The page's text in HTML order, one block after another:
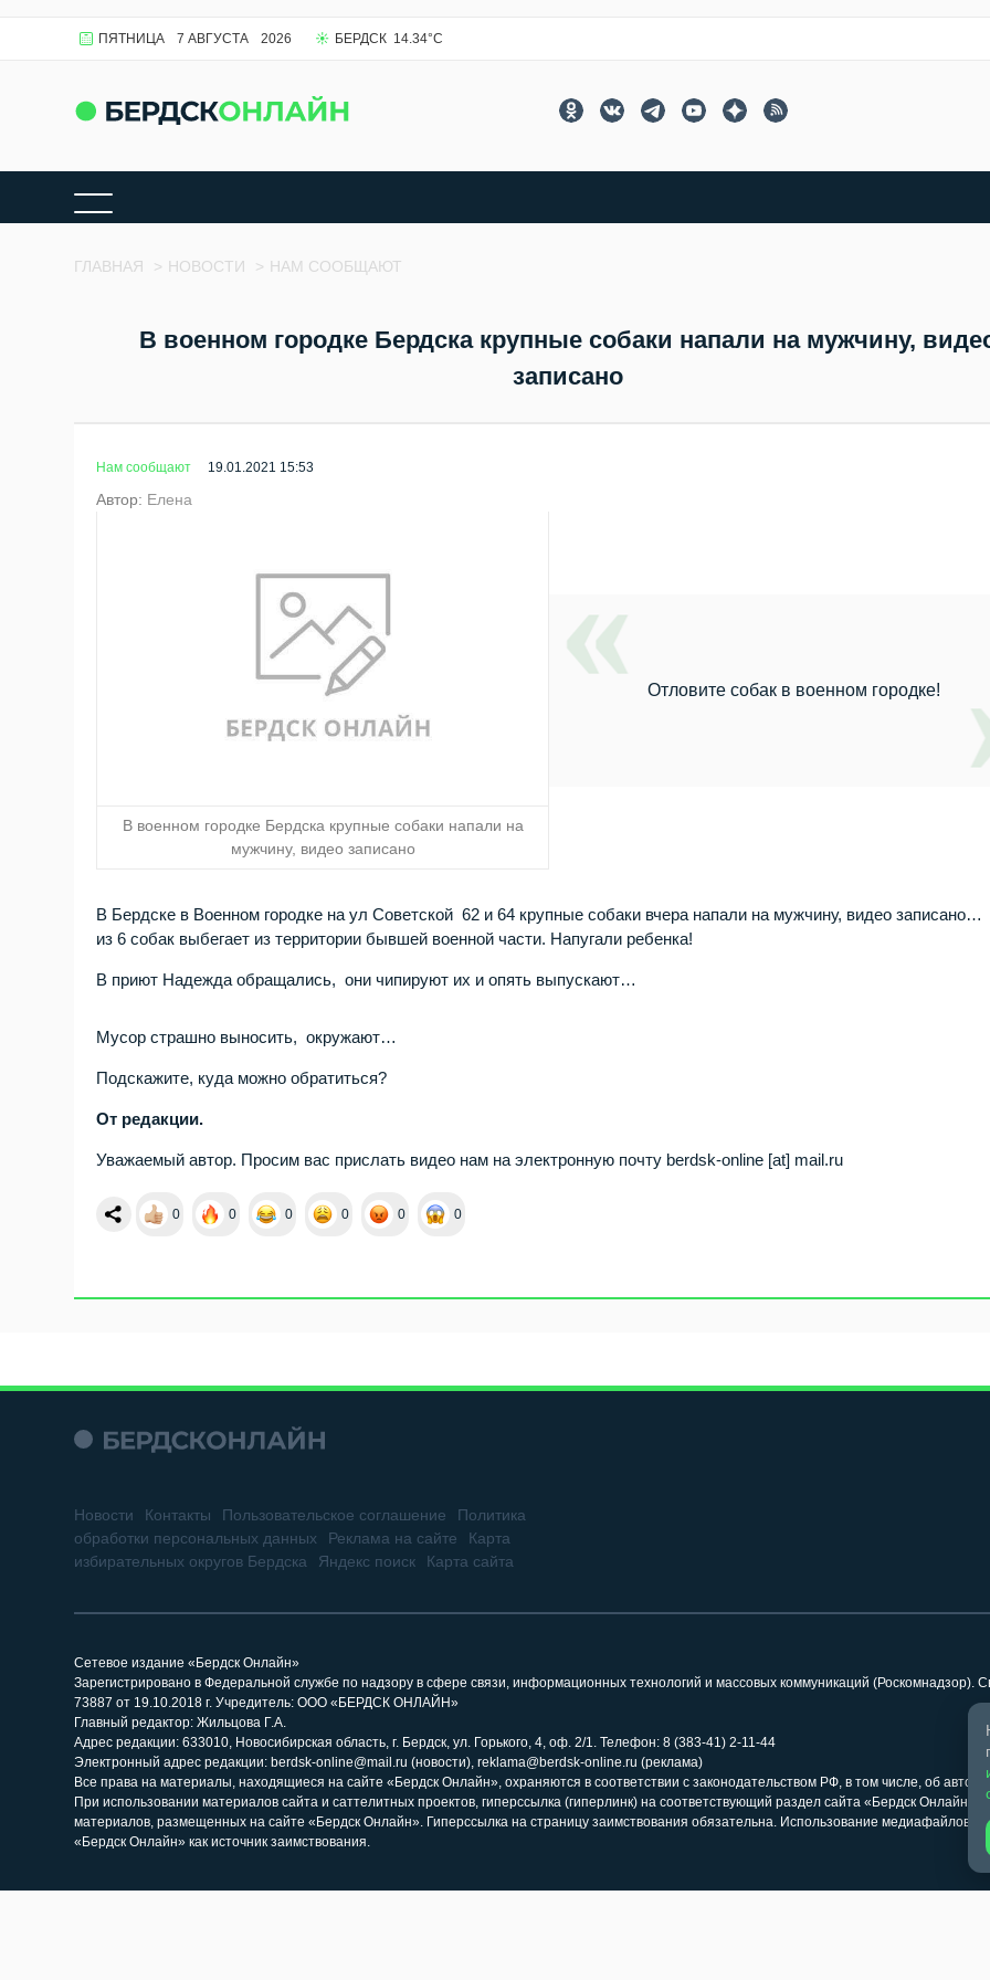
ПЯТНИЦА 7 АВГУСТА 2026 БЕРДСК 14.34°C
ГЛАВНАЯ > НОВОСТИ > НАМ СООБЩАЮТ
В военном городке Бердска крупные собаки напали на мужчину,
записано
Нам сообщают 19.01.2021 15:53
Автор: Елена
В военном городке Бердска крупные собаки напали на
мужчину, видео записано
Отловите собак в военном городке!
В Бердске в Военном городке на ул Советской 62 и 64 крупные собаки вчера напали на мужчину, видео
из 6 собак выбегает из территории бывшей военной части. Напугали ребенка!
В приют Надежда обращались, они чипируют их и опять выпускают…
Мусор страшно выносить, окружают…
Подскажите, куда можно обратиться?
От редакции.
Уважаемый автор. Просим вас прислать видео нам на электронную почту berdsk-online [at] mail.ru
0 0 0 0 0 0
Новости Контакты Пользовательское соглашение
Политика
обработки персональных данных
Реклама на сайте
Карта
избирательных округов Бердска
Яндекс поиск Карта сайта
Сетевое издание «Бердск Онлайн»
Зарегистрировано в Федеральной службе по надзору в сфере связи, информационных технологий и массовых коммуникаций
73887 от 19.10.2018 г. Учредитель: ООО «БЕРДСК ОНЛАЙН»
Главный редактор: Жильцова Г.А.
Адрес редакции: 633010, Новосибирская область, г. Бердск, ул. Горького, 4, оф. 2/1. Телефон: 8 (383-41) 2-11-44
Электронный адрес редакции: berdsk-online@mail.ru (новости), reklama@berdsk-online.ru (реклама)
Все права на материалы, находящиеся на сайте «Бердск Онлайн», охраняются в соответствии с законодательством РФ, в том числе, об
При использовании материалов сайта и саттелитных проектов, гиперссылка (гиперлинк) на соответствующий раздел сайта «Бердск Онлайн»
материалов, размещенных на сайте «Бердск Онлайн». Гиперссылка на страницу заимствования обязательна. Использование медиафайлов
«Бердск Онлайн» как источник заимствования.